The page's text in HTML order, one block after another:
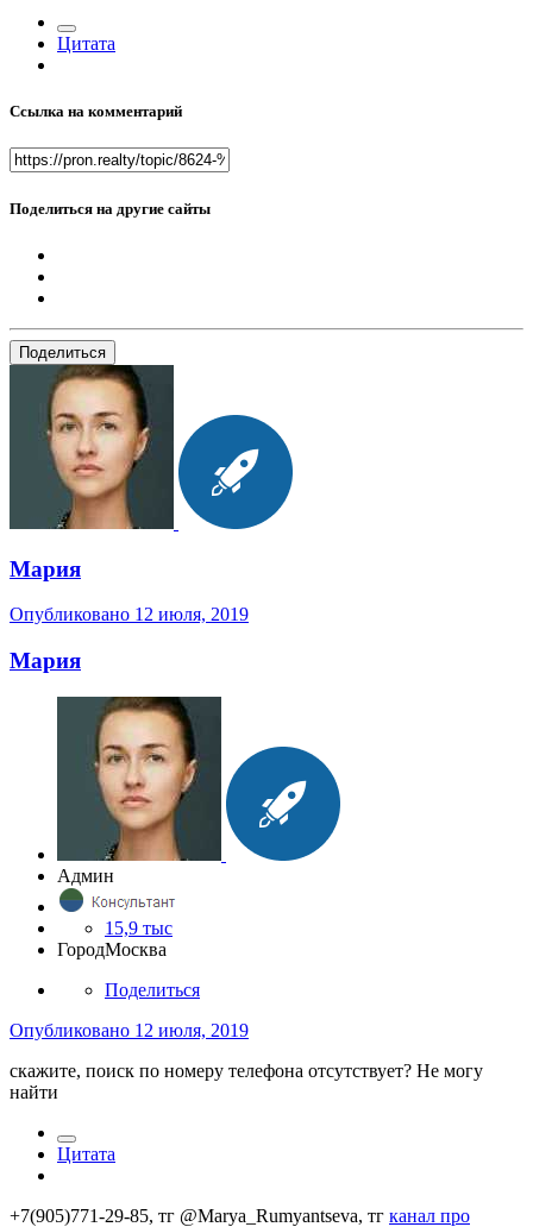
Цитата
Ссылка на комментарий
Поделиться на другие сайты
Поделиться
Мария
Опубликовано 12 июля, 2019
Мария
Админ
15,9 тыс
ГородМосква
Поделиться
Опубликовано 12 июля, 2019
скажите, поиск по номеру телефона отсутствует? Не могу
найти
Цитата
+7(905)771-29-85, тг @Marya_Rumyantseva, тг канал про